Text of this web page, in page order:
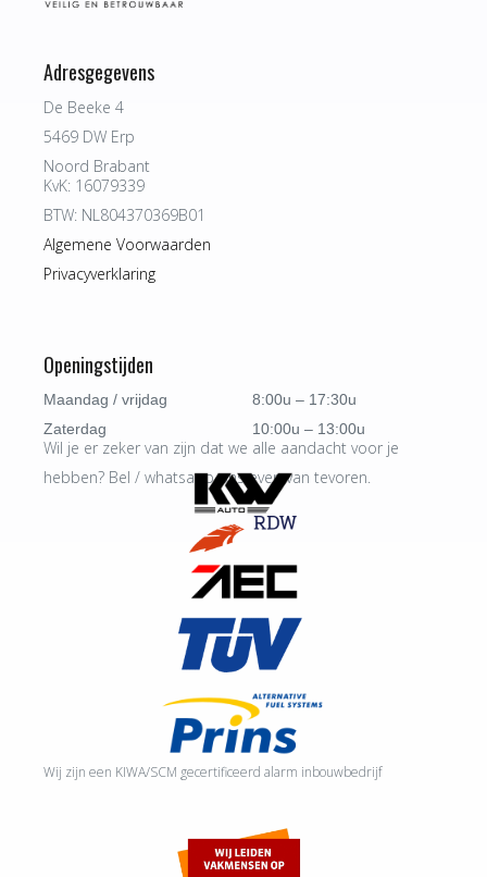
Adresgegevens
De Beeke 4
5469 DW Erp
Noord Brabant
KvK: 16079339
BTW: NL804370369B01
Algemene Voorwaarden
Privacyverklaring
Openingstijden
Maandag / vrijdag
8:00u – 17:30u
Zaterdag
10:00u – 13:00u
Wil je er zeker van zijn dat we alle aandacht voor je
hebben? Bel / whatsapp ons even van tevoren.
Wij zijn een KIWA/SCM gecertificeerd alarm inbouwbedrijf